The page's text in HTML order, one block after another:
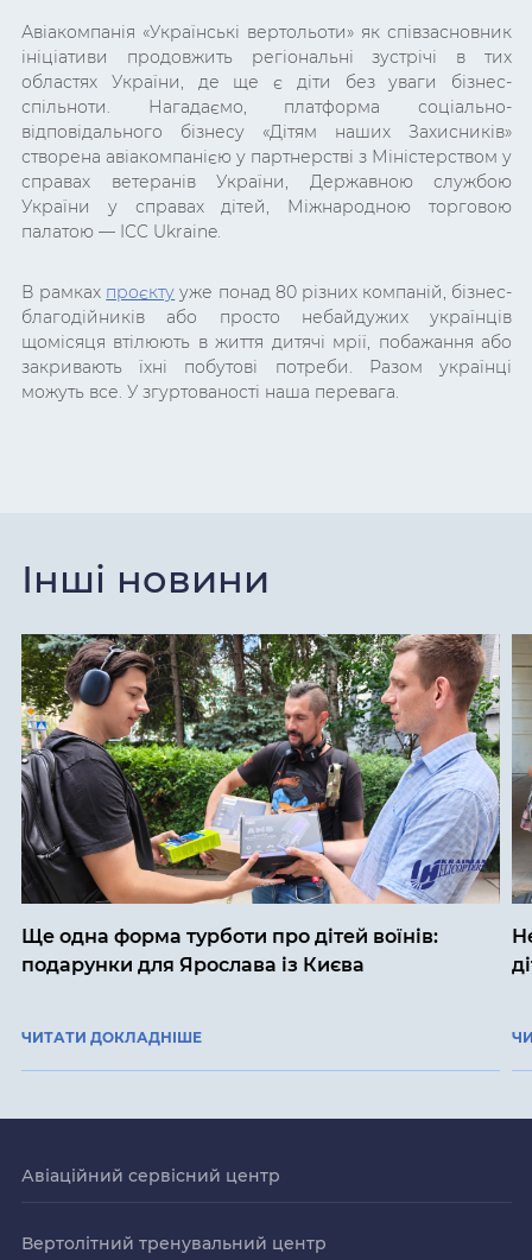
Авіакомпанія «Українські вертольоти» як співзасновник
ініціативи продовжить регіональні зустрічі в тих
областях України, де ще є діти без уваги бізнес-
спільноти. Нагадаємо, платформа соціально-
відповідального бізнесу «Дітям наших Захисників»
створена авіакомпанією у партнерстві з Міністерством у
справах ветеранів України, Державною службою
України у справах дітей, Міжнародною торговою
палатою — ICC Ukraine.
В рамках проєкту уже понад 80 різних компаній, бізнес-
благодійників або просто небайдужих українців
щомісяця втілюють в життя дитячі мрії, побажання або
закривають їхні побутові потреби. Разом українці
можуть все. У згуртованості наша перевага.
Інші новини
Ще одна форма турботи про дітей воїнів:
подарунки для Ярослава із Києва
ЧИТАТИ ДОКЛАДНІШЕ
Авіаційний сервісний центр
Вертолітний тренувальний центр